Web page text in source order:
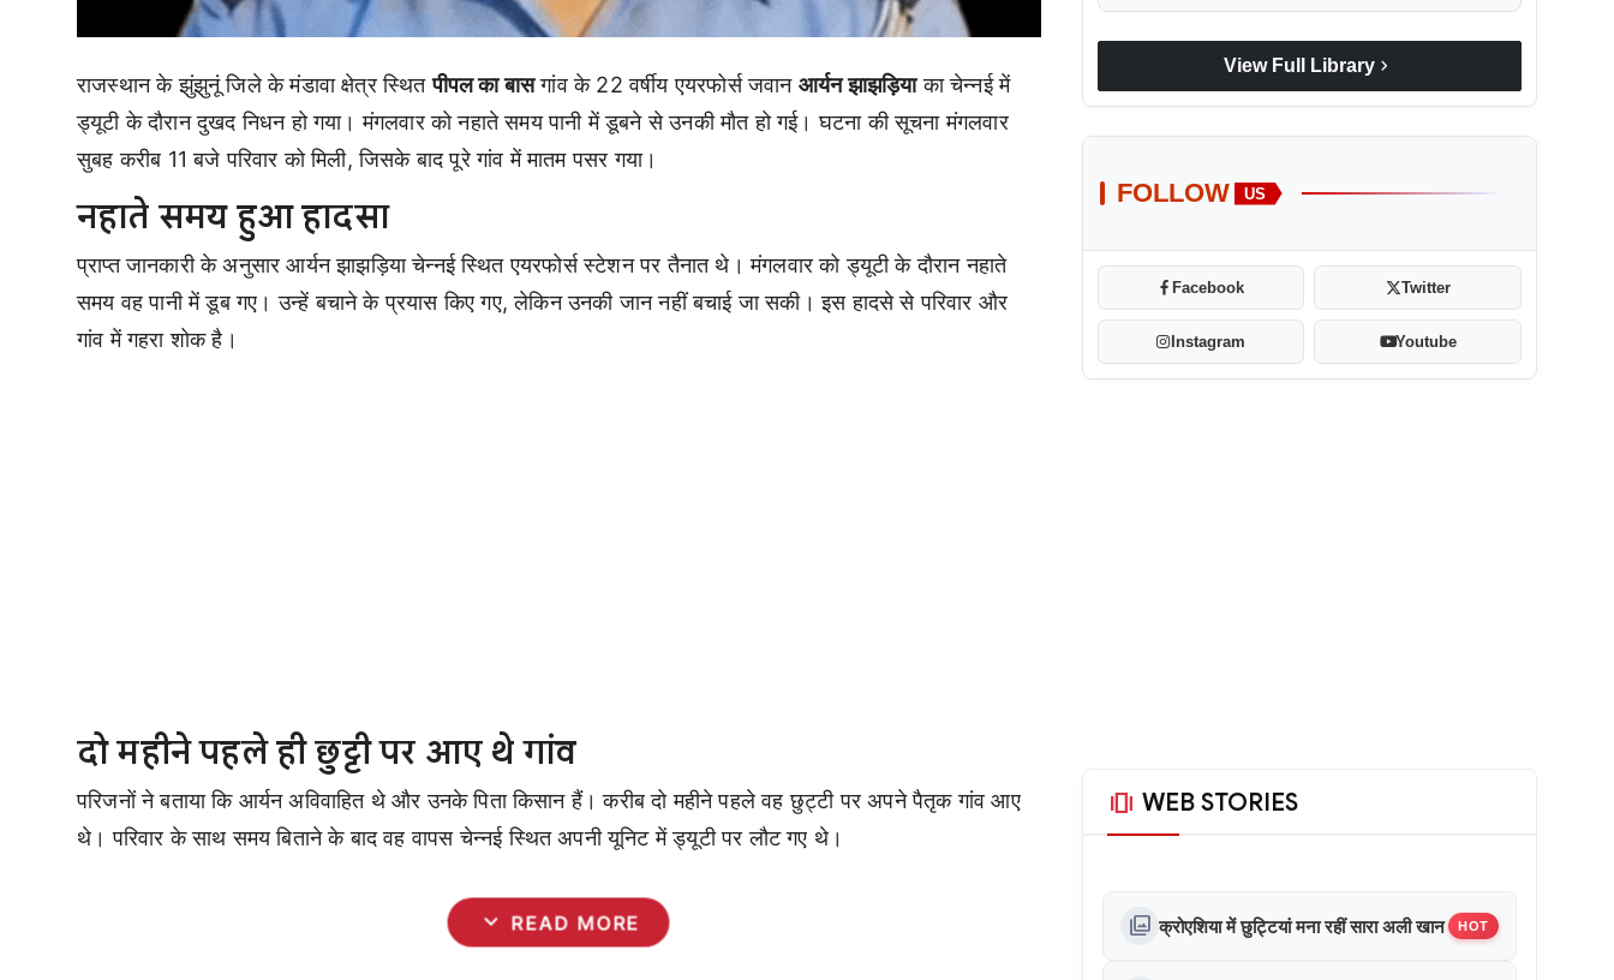
राजस्थान के झुंझुनूं जिले के मंडावा क्षेत्र स्थितपीपल का बासगांव के 22 वर्षीय एयरफोर्स जवान आर्यन झाझड़ियाका चेन्नई में
ड्यूटी के दौरान दुखद निधन हो गया। मंगलवार को नहाते समय पानी में डूबने से उनकी मौत हो गई। घटना की सूचना मंगलवार
सुबह करीब 11 बजे परिवार को मिली, जिसके बाद पूरे गांव में मातम पसर गया।
नहाते समय हुआ हादसा
प्राप्त जानकारी के अनुसार आर्यन झाझड़िया चेन्नई स्थित एयरफोर्स स्टेशन पर तैनात थे। मंगलवार को ड्यूटी के दौरान नहाते
समय वह पानी में डूब गए। उन्हें बचाने के प्रयास किए गए, लेकिन उनकी जान नहीं बचाई जा सकी। इस हादसे से परिवार और
गांव में गहरा शोक है।
दो महीने पहले ही छुट्टी पर आए थे गांव
परिजनों ने बताया कि आर्यन अविवाहित थे और उनके पिता किसान हैं। करीब दो महीने पहले वह छुट्टी पर अपने पैतृक गांव आए
थे। परिवार के साथ समय बिताने के बाद वह वापस चेन्नई स्थित अपनी यूनिट में ड्यूटी पर लौट गए थे।
expand_more READ MORE
View Full Library chevron_right
FOLLOW US
Facebook Twitter
Instagram Youtube
amp_stories WEB STORIES
photo_library क्रोएशिया में छुट्टियां मना रहीं सारा अली खान HOT